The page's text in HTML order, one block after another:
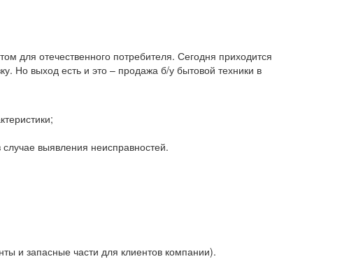
для отечественного потребителя. Сегодня приходится
Но выход есть и это – продажа б/у бытовой техники в
выявления неисправностей.
и запасные части для клиентов компании).